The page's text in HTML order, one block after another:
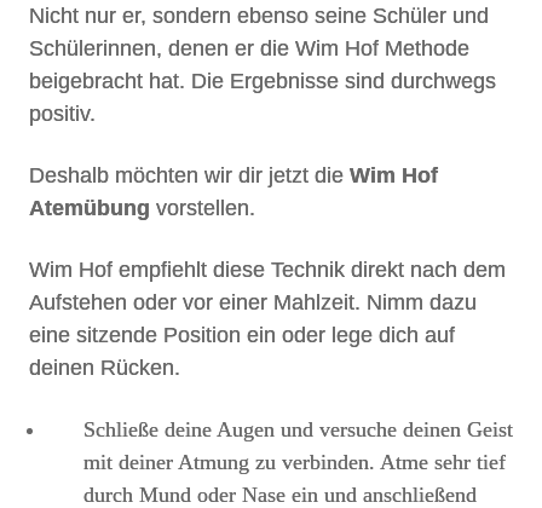
Nicht nur er, sondern ebenso seine Schüler und
Schülerinnen, denen er die Wim Hof Methode
beigebracht hat. Die Ergebnisse sind durchwegs
positiv.
Deshalb möchten wir dir jetzt die Wim Hof
Atemübung vorstellen.
Wim Hof empfiehlt diese Technik direkt nach dem
Aufstehen oder vor einer Mahlzeit. Nimm dazu
eine sitzende Position ein oder lege dich auf
deinen Rücken.
Schließe deine Augen und versuche deinen Geist
mit deiner Atmung zu verbinden. Atme sehr tief
durch Mund oder Nase ein und anschließend